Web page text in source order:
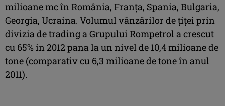
milioane mc în România, Franţa, Spania, Bulgaria,
Georgia, Ucraina. Volumul vânzărilor de ţiţei prin
divizia de trading a Grupului Rompetrol a crescut
cu 65% in 2012 pana la un nivel de 10,4 milioane de
tone (comparativ cu 6,3 milioane de tone în anul
2011).